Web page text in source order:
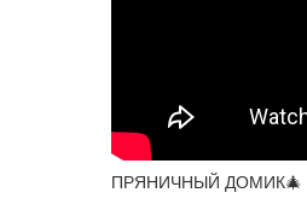
ПРЯНИЧНЫЙ ДОМИК🎄